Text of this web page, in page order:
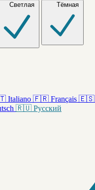
Светлая Тёмная
Italiano 🇫🇷 Français 🇪🇸
🇷🇺 Русский